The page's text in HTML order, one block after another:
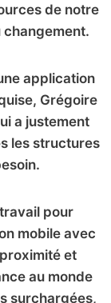
de notre
changement.
application
Grégoire
a justement
les structures
pour
mobile avec
et
au monde
surchargées,